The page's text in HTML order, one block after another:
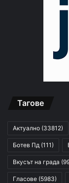
Тагове
Актуално (33812)
Ботев Пд (111)
Вкусът на града
Гласове (5983)